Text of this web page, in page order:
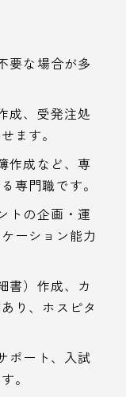
要な場合が多
成、受発注処
ます。
作成など、専
専門職です。
トの企画・運
ーション能力
書）作成、カ
り、ホスピタ
ポート、入試
。